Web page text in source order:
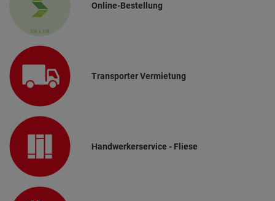
Online-Bestellung
Transporter Vermietung
Handwerkerservice - Fliese